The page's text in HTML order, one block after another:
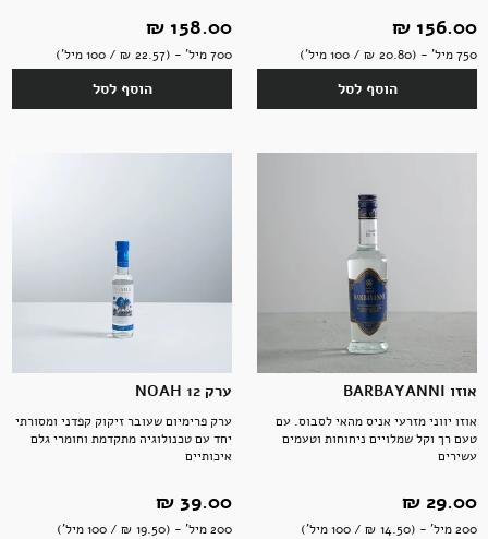
156.00 ‏₪
750 מיל' - (20.80 ‏₪ / 100 מיל')
הוסף לסל
158.00 ‏₪
700 מיל' - (22.57 ‏₪ / 100 מיל')
הוסף לסל
אוזו BARBAYANNI
אוזו יווני מזרעי אניס מהאי לסבוס. עם
טעם רך וקל שמלויים ניחוחות וטעמים
עשירים
29.00 ‏₪
200 מיל' - (14.50 ‏₪ / 100 מיל')
ערק NOAH 12
ערק פרימיום שעובר זיקוק קפדני ומסורתי
יחד עם טכנולוגיה מתקדמת וחומרי גלם
איכותיים
39.00 ‏₪
200 מיל' - (19.50 ‏₪ / 100 מיל')